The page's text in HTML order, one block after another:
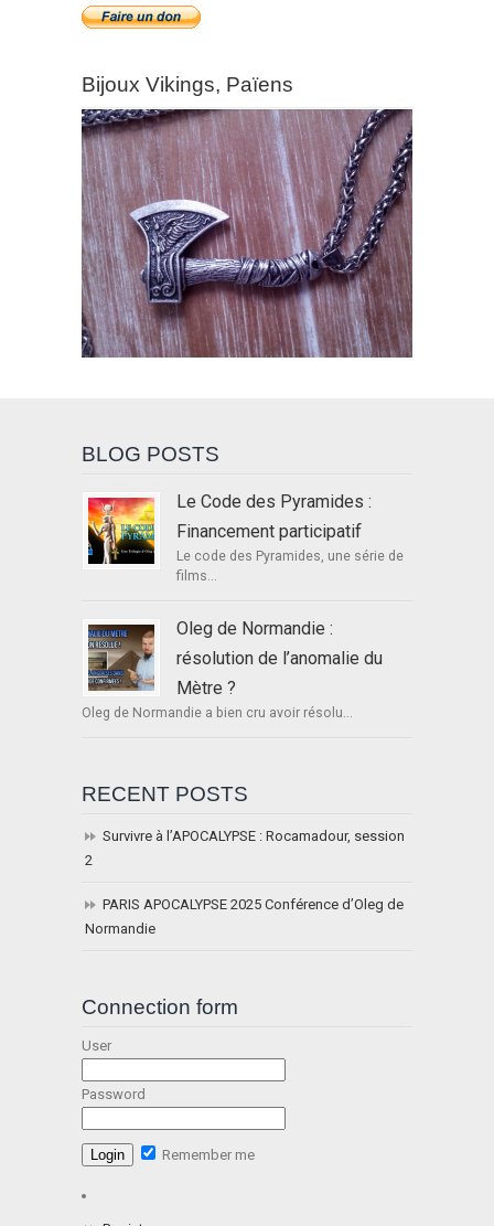
Bijoux Vikings, Païens
BLOG POSTS
Le Code des Pyramides :
Financement participatif
Le code des Pyramides, une série de
films...
Oleg de Normandie :
résolution de l’anomalie du
Mètre ?
Oleg de Normandie a bien cru avoir résolu...
RECENT POSTS
Survivre à l’APOCALYPSE : Rocamadour, session
2
PARIS APOCALYPSE 2025 Conférence d’Oleg de
Normandie
Connection form
User
Password
Remember me